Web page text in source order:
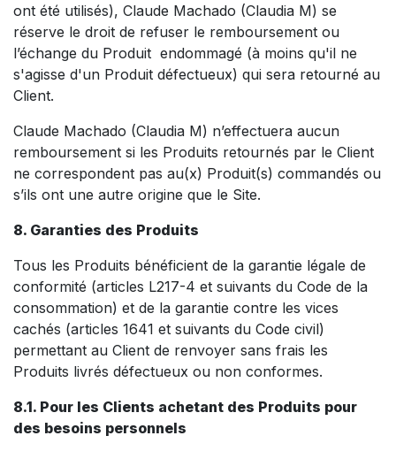
ont été utilisés), Claude Machado (Claudia M) se
réserve le droit de refuser le remboursement ou
l’échange du Produit endommagé (à moins qu'il ne
s'agisse d'un Produit défectueux) qui sera retourné au
Client.
Claude Machado (Claudia M) n’effectuera aucun
remboursement si les Produits retournés par le Client
ne correspondent pas au(x) Produit(s) commandés ou
s’ils ont une autre origine que le Site.
8. Garanties des Produits
Tous les Produits bénéficient de la garantie légale de
conformité (articles L217-4 et suivants du Code de la
consommation) et de la garantie contre les vices
cachés (articles 1641 et suivants du Code civil)
permettant au Client de renvoyer sans frais les
Produits livrés défectueux ou non conformes.
8.1. Pour les Clients achetant des Produits pour
des besoins personnels